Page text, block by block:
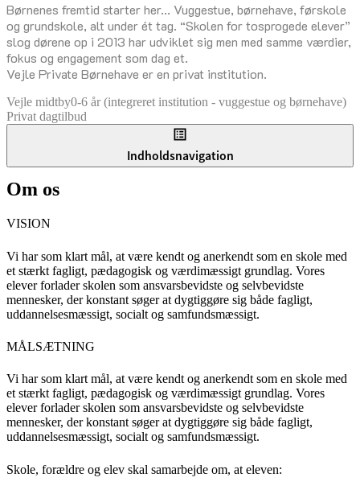
Børnenes fremtid starter her... Vuggestue, børnehave, førskole
og grundskole, alt under ét tag. “Skolen for tosprogede elever”
slog dørene op i 2013 har udviklet sig men med samme værdier,
fokus og engagement som dag et.
Vejle Private Børnehave er en privat institution.
Vejle midtby0-6 år (integreret institution - vuggestue og børnehave)
Privat dagtilbud
Indholdsnavigation
Om os
VISION
Vi har som klart mål, at være kendt og anerkendt som en skole med
et stærkt fagligt, pædagogisk og værdimæssigt grundlag. Vores
elever forlader skolen som ansvarsbevidste og selvbevidste
mennesker, der konstant søger at dygtiggøre sig både fagligt,
uddannelsesmæssigt, socialt og samfundsmæssigt.
MÅLSÆTNING
Vi har som klart mål, at være kendt og anerkendt som en skole med
et stærkt fagligt, pædagogisk og værdimæssigt grundlag. Vores
elever forlader skolen som ansvarsbevidste og selvbevidste
mennesker, der konstant søger at dygtiggøre sig både fagligt,
uddannelsesmæssigt, socialt og samfundsmæssigt.
Skole, forældre og elev skal samarbejde om, at eleven: